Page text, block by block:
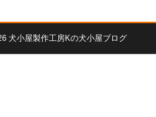
犬小屋製作工房Kの犬小屋ブログ